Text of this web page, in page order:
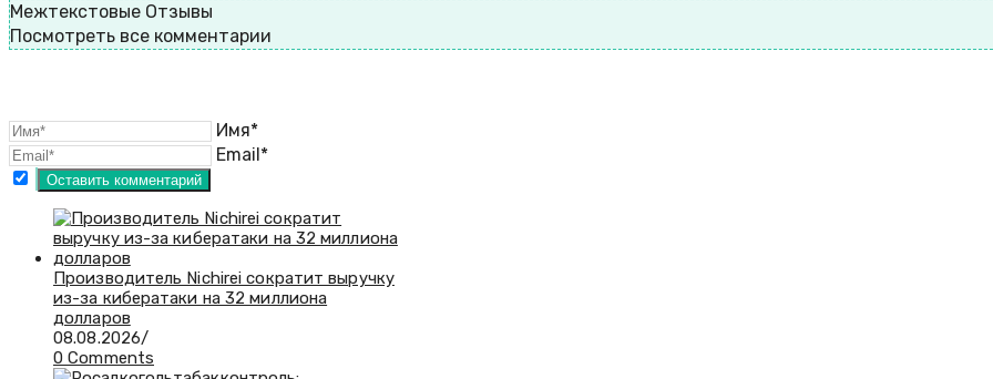
Межтекстовые Отзывы
Посмотреть все комментарии
Имя*
Email*
Производитель Nichirei сократит выручку
из-за кибератаки на 32 миллиона
долларов
08.08.2026/
0 Comments